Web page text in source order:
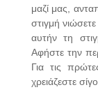
μαζί μας,
στιγμή
αυτήν τη
Αφήστε την
Για τις
χρειάζεστε